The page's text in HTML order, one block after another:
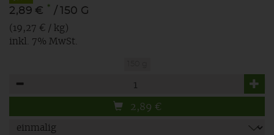
2,89 € * / 150 G
(19,27 € / kg)
inkl. 7% MwSt.
2,89 €